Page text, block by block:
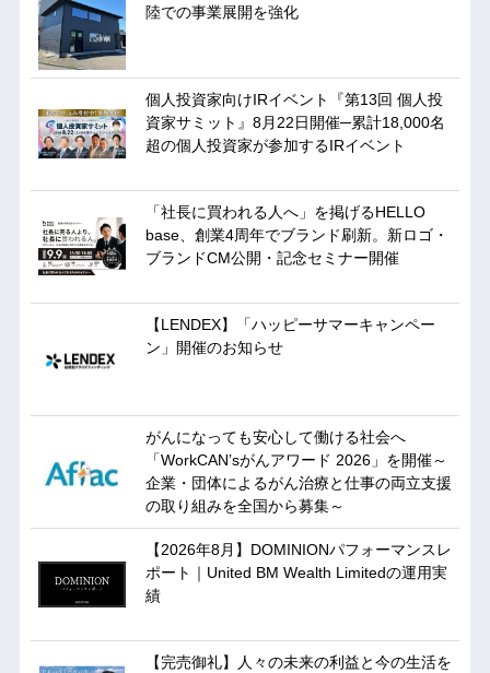
陸での事業展開を強化
個人投資家向けIRイベント『第13回 個人投
資家サミット』8月22日開催─累計18,000名
超の個人投資家が参加するIRイベント
「社長に買われる人へ」を掲げるHELLO
base、創業4周年でブランド刷新。新ロゴ・
ブランドCM公開・記念セミナー開催
【LENDEX】「ハッピーサマーキャンペー
ン」開催のお知らせ
がんになっても安心して働ける社会へ
「WorkCAN’sがんアワード 2026」を開催～
企業・団体によるがん治療と仕事の両立支援
の取り組みを全国から募集～
【2026年8月】DOMINIONパフォーマンスレ
ポート｜United BM Wealth Limitedの運用実
績
【完売御礼】人々の未来の利益と今の生活を